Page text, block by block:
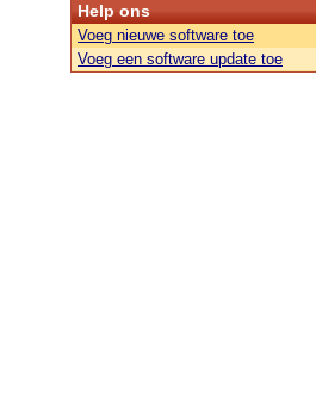
Help ons
Voeg nieuwe software toe
Voeg een software update toe